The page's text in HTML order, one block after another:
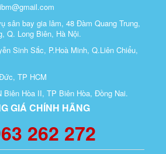
sân bay gia lâm, 48 Đàm Quang Trung,
Q. Long Biên, Hà Nội.
Sinh Sắc, P.Hoà Minh, Q.Liên Chiểu,
TP HCM
Biên Hòa II, TP Biên Hòa, Đồng Nai.
GIÁ CHÍNH HÃNG
262 272